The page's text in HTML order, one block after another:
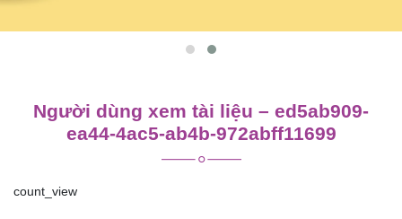
Người dùng xem tài liệu – ed5ab909-
ea44-4ac5-ab4b-972abff11699
count_view